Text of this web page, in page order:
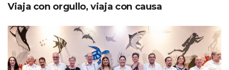
Viaja con orgullo, viaja con causa